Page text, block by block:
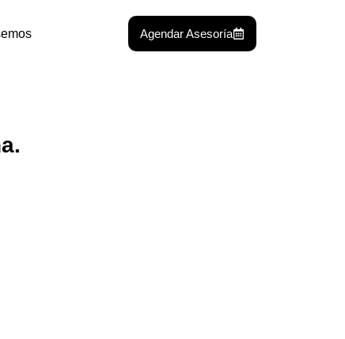
Agendar Asesoría